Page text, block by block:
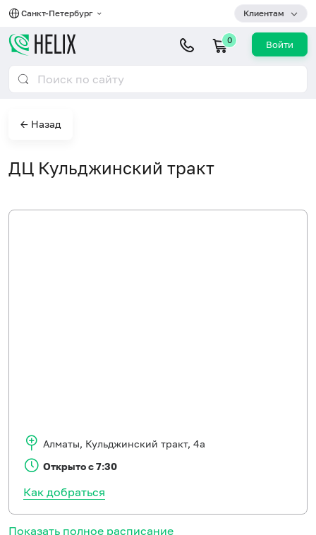
Санкт-Петербург Клиентам
0 Войти
← Назад
ДЦ Кульджинский тракт
Показать полное расписание
Алматы, Кульджинский тракт, 4а
Открыто с 7:30
Как добраться